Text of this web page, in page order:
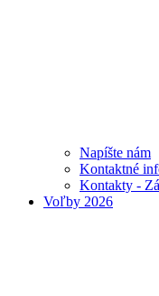
Napíšte nám
Kontaktné
Kontakty -
Voľby 2026